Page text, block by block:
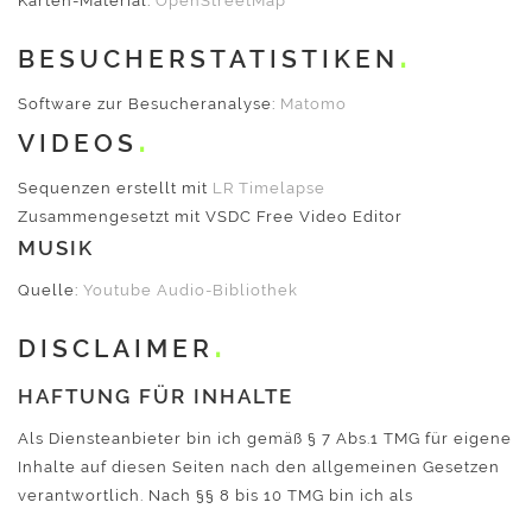
BESUCHERSTATISTIKEN
Software zur Besucheranalyse: Matomo
VIDEOS
Sequenzen erstellt mit LR Timelapse
Zusammengesetzt mit VSDC Free Video Editor
MUSIK
Quelle: Youtube Audio-Bibliothek
DISCLAIMER
HAFTUNG FÜR INHALTE
Als Diensteanbieter bin ich gemäß § 7 Abs.1 TMG für eigene
Inhalte auf diesen Seiten nach den allgemeinen Gesetzen
verantwortlich. Nach §§ 8 bis 10 TMG bin ich als